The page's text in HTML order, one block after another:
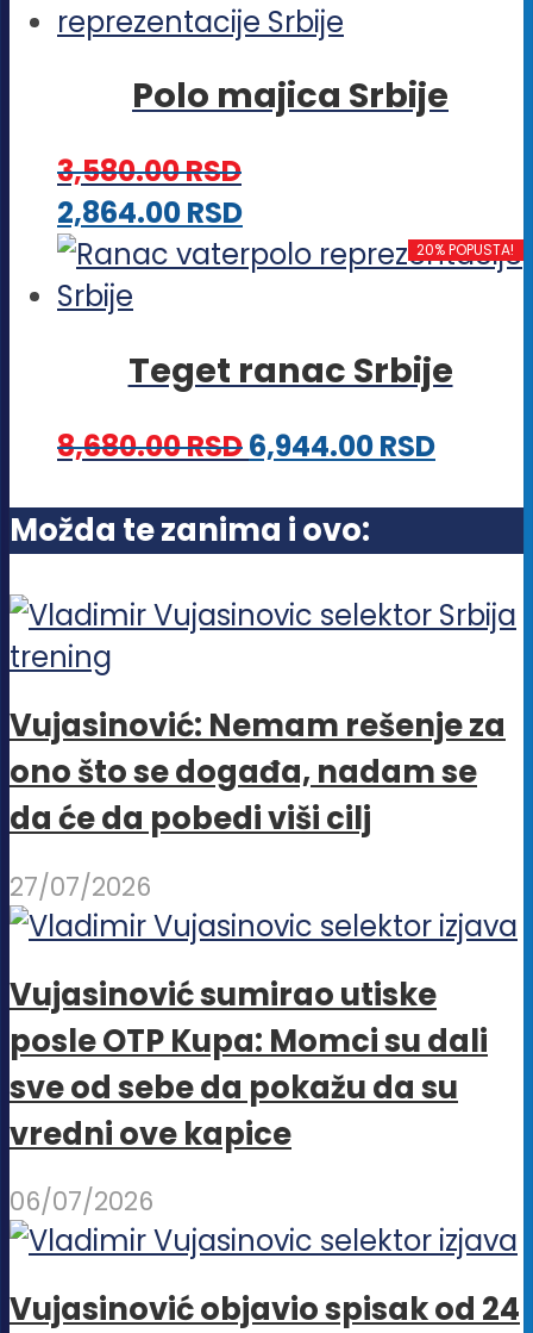
izabrane
na
stranici
ima
varijanti.
mogu
biti
izabrane
stranici
proizvoda.
Polo majica Srbije
3,580.00RSD
2,864.00RSDOvaj
proizvod
varijanti.
mogu
biti
izabrane
stranici
20% POPUSTA!
Teget ranac Srbije
8,680.00RSD6,944.00RSD
Možda te zanima i ovo:
Vujasinović: Nemam rešenje za
ono što se događa, nadam se
da će da pobedi viši cilj
27/07/2026
Vujasinović sumirao utiske
posle OTP Kupa: Momci su dali
sve od sebe da pokažu da su
vredni ove kapice
06/07/2026
Vujasinović objavio spisak od 24